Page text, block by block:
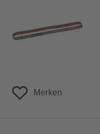
Merken